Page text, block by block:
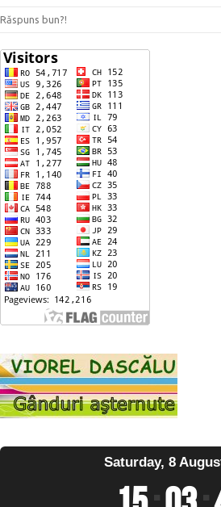
Răspuns bun?!
Saturday, 8